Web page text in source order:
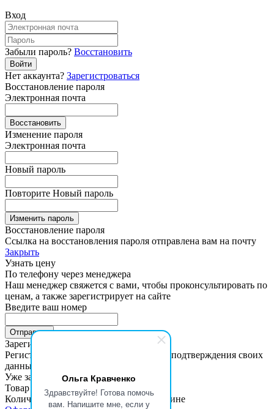
Ольга Кравченко
Здравствуйте! Готова помочь
вам. Напишите мне, если у
Вход
Забыли пароль? Восстановить
Войти
Нет аккаунта? Зарегистроваться
Восстановление пароля
Электронная почта
Восстановить
Изменение пароля
Электронная почта
Новый пароль
Повторите Новый пароль
Изменить пароль
Восстановление пароля
Ссылка на восстановления пароля отправлена вам на почту
Закрыть
Узнать цену
По телефону через менеджера
Наш менеджер свяжется с вами, чтобы проконсультировать по
ценам, а также зарегистрирует на сайте
Введите ваш номер
Зарегистрироваться на сайте
Регистрация займет пару минут. После подтверждения своих
данных вы получите доступ к ценам
Уже зарегистрованы?Войти
Товар добавлен в корзину
Количество товара можно задать в корзине